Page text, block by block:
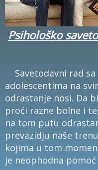
Psihološko
Savetodavni rad
adolescentima na
odrastanje nosi. Da
proći razne bolne i
na tom putu
prevazidju naše
kojima u tom
je neophodna